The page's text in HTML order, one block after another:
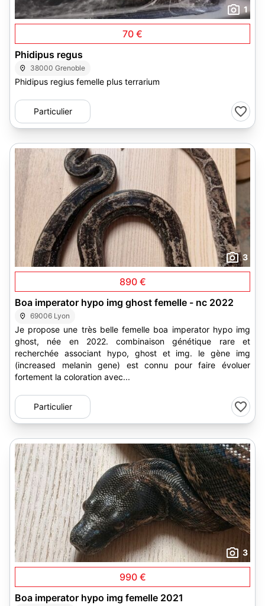
1
70 €
Phidipus regus
38000 Grenoble
Phidipus regius femelle plus terrarium
Particulier
3
890 €
Boa imperator hypo img ghost femelle - nc 2022
69006 Lyon
Je propose une très belle femelle boa imperator hypo img
ghost, née en 2022. combinaison génétique rare et
recherchée associant hypo, ghost et img. le gène img
(increased melanin gene) est connu pour faire évoluer
fortement la coloration avec...
Particulier
3
990 €
Boa imperator hypo img femelle 2021